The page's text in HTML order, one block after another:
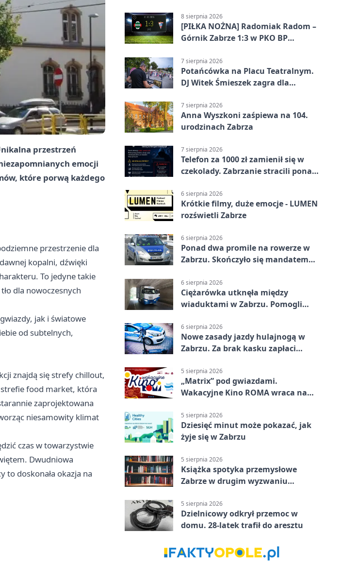
przestrzeń
emocji
które porwą każdego
przestrzenie dla
kopalni, dźwięki
To jedyne takie
dla nowoczesnych
jak i światowe
od subtelnych,
znajdą się strefy chillout,
food market, która
zaprojektowana
niesamowity klimat
czas w towarzystwie
Dwudniowa
to doskonała okazja na
8 sierpnia 2026
[PIŁKA NOŻNA] Radomiak Radom –
Górnik Zabrze 1:3 w PKO BP
dał zabrzanom zwycięstwo
7 sierpnia 2026
Potańcówka na Placu Teatralnym.
DJ Witek Śmieszek zagra dla
7 sierpnia 2026
Anna Wyszkoni zaśpiewa na 104.
urodzinach Zabrza
7 sierpnia 2026
Telefon za 1000 zł zamienił się w
czekolady. Zabrzanie stracili ponad
6 sierpnia 2026
Krótkie filmy, duże emocje - LUMEN
rozświetli Zabrze
6 sierpnia 2026
Ponad dwa promile na rowerze w
Zabrzu. Skończyło się mandatem
6 sierpnia 2026
Ciężarówka utknęła między
wiaduktami w Zabrzu. Pomogli
6 sierpnia 2026
Nowe zasady jazdy hulajnogą w
Zabrzu. Za brak kasku zapłaci
5 sierpnia 2026
„Matrix” pod gwiazdami.
Wakacyjne Kino ROMA wraca na
5 sierpnia 2026
Dziesięć minut może pokazać, jak
żyje się w Zabrzu
5 sierpnia 2026
Książka spotyka przemysłowe
Zabrze w drugim wyzwaniu
5 sierpnia 2026
Dzielnicowy odkrył przemoc w
domu. 28-latek trafił do aresztu